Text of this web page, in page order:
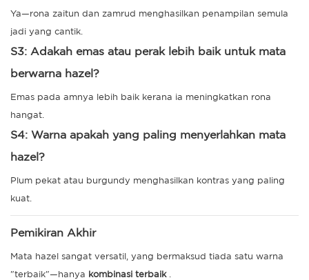
Ya—rona zaitun dan zamrud menghasilkan penampilan semula
jadi yang cantik.
S3: Adakah emas atau perak lebih baik untuk mata
berwarna hazel?
Emas pada amnya lebih baik kerana ia meningkatkan rona
hangat.
S4: Warna apakah yang paling menyerlahkan mata
hazel?
Plum pekat atau burgundy menghasilkan kontras yang paling
kuat.
Pemikiran Akhir
Mata hazel sangat versatil, yang bermaksud tiada satu warna
"terbaik"—hanya kombinasi terbaik.